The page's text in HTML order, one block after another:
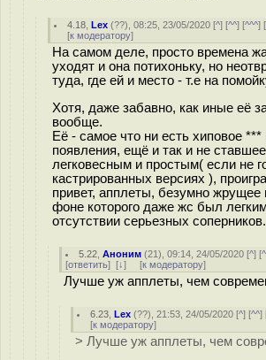
4.18 ,Lex (??), 08:25, 23/05/2020 [^] [^^] [^^^] [
[к модератору]
На самом деле, просто времена
уходят и она потихоньку, но
туда, где ей и место - т.е на
Хотя, даже забавно, как иные её
вообще.
Её - самое что ни есть хиповое ***
появления, ещё и так и не
легковесным и простым( если не
кастрированных версиях ),
привет, апплеты, безумно жрущее
фоне которого даже жс был
отсутствии серьезных соперников.
5.22 ,Аноним (21), 09:14, 24/05/2020 [^] [
[ответить] [↓] [к модератору]
Лучше уж апплеты, чем
6.23 ,Lex (??), 21:53, 24/05/2020 [^] [^^]
[к модератору]
> Лучше уж апплеты, чем